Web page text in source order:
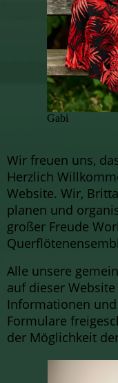
Gabi
Wir freuen uns,
Herzlich
Website. Wir,
planen und
großer Freude
Alle unsere
auf dieser
Informationen
Formulare
der Möglichkeit